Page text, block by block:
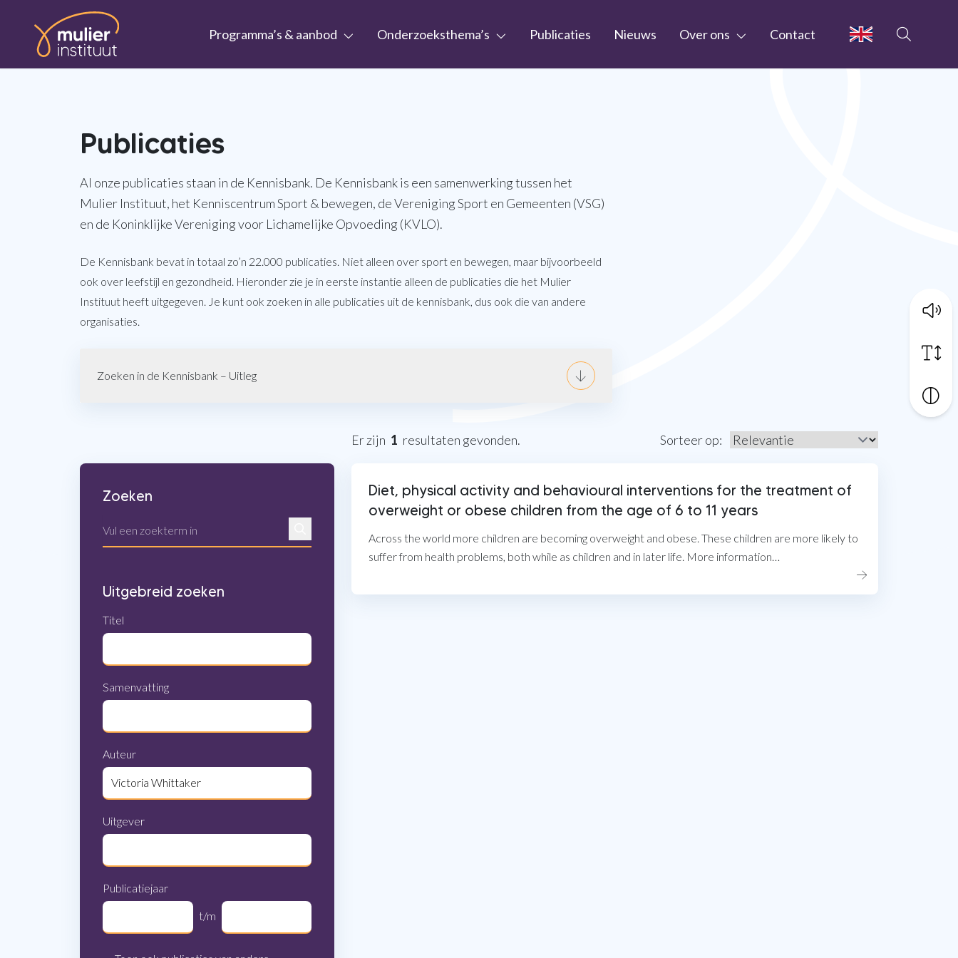
Ga naar de inhoud
Programma’s & aanbod Onderzoeksthema’s Publicaties Nieuws Over ons Contact
Publicaties
Al onze publicaties staan in de Kennisbank. De Kennisbank is een samenwerking tussen het
Mulier Instituut, het Kenniscentrum Sport & bewegen, de Vereniging Sport en Gemeenten (VSG)
en de Koninklijke Vereniging voor Lichamelijke Opvoeding (KVLO).
De Kennisbank bevat in totaal zo’n 22.000 publicaties. Niet alleen over sport en bewegen, maar bijvoorbeeld
ook over leefstijl en gezondheid. Hieronder zie je in eerste instantie alleen de publicaties die het Mulier
Instituut heeft uitgegeven. Je kunt ook zoeken in alle publicaties uit de kennisbank, dus ook die van andere
organisaties.
Zoeken in de Kennisbank – Uitleg
Er zijn 1 resultaten gevonden. Sorteer op:
Zoeken
Zoeken
Uitgebreid zoeken
Titel
Samenvatting
Auteur
Uitgever
Publicatiejaar
t/m
Tot en met publicatiejaar
Diet, physical activity and behavioural interventions for the treatment of
overweight or obese children from the age of 6 to 11 years
Across the world more children are becoming overweight and obese. These children are more likely to
suffer from health problems, both while as children and in later life. More information…